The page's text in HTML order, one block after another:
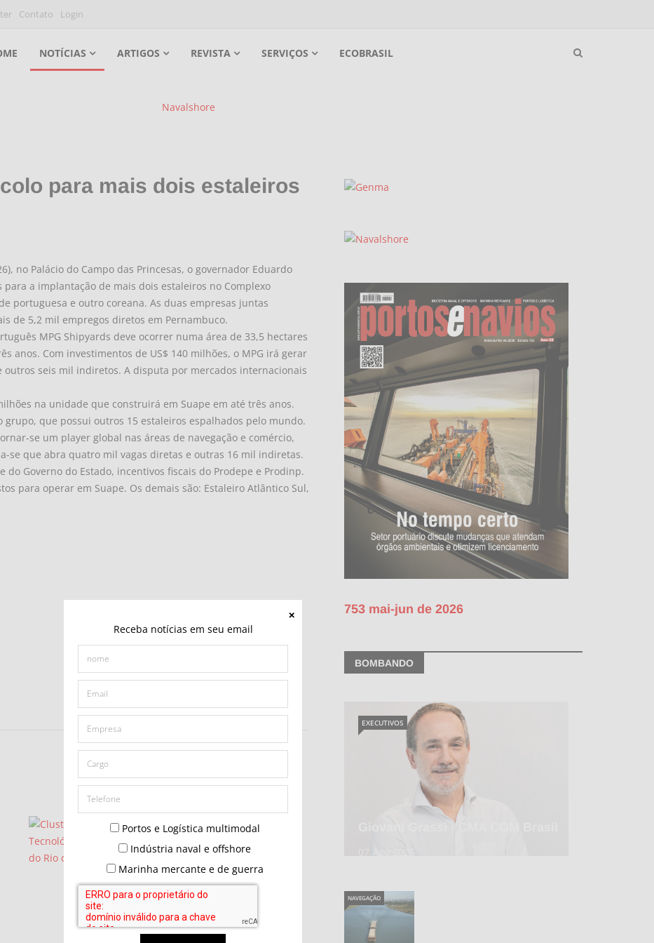
Receba notícias em seu email
Portos e Logística multimodal
Indústria naval e offshore
Marinha mercante e de guerra
Contato Login
NOTÍCIAS ARTIGOS REVISTA SERVIÇOS ECOBRASIL
para mais dois estaleiros
no Palácio do Campo das Princesas, o governador Eduardo
a implantação de mais dois estaleiros no Complexo
portuguesa e outro coreana. As duas empresas juntas
de 5,2 mil empregos diretos em Pernambuco.
MPG Shipyards deve ocorrer numa área de 33,5 hectares
anos. Com investimentos de US$ 140 milhões, o MPG irá gerar
outros seis mil indiretos. A disputa por mercados internacionais
na unidade que construirá em Suape em até três anos.
grupo, que possui outros 15 estaleiros espalhados pelo mundo.
se um player global nas áreas de navegação e comércio,
se que abra quatro mil vagas diretas e outras 16 mil indiretas.
Governo do Estado, incentivos fiscais do Prodepe e Prodinp.
para operar em Suape. Os demais são: Estaleiro Atlântico Sul,
753 mai-jun de 2026
BOMBANDO
Giovani Grassi - CMA CGM Brasil
07 Ago 2026
EXECUTIVOS
NAVEGAÇÃO